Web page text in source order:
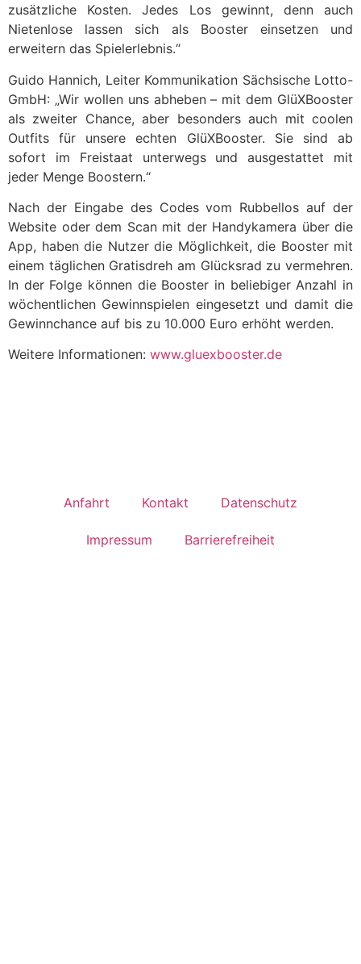
zusätzliche Kosten. Jedes Los gewinnt, denn auch
Nietenlose lassen sich als Booster einsetzen und
erweitern das Spielerlebnis.“
Guido Hannich, Leiter Kommunikation Sächsische Lotto-
GmbH: „Wir wollen uns abheben – mit dem GlüXBooster
als zweiter Chance, aber besonders auch mit coolen
Outfits für unsere echten GlüXBooster. Sie sind ab
sofort im Freistaat unterwegs und ausgestattet mit
jeder Menge Boostern.“
Nach der Eingabe des Codes vom Rubbellos auf der
Website oder dem Scan mit der Handykamera über die
App, haben die Nutzer die Möglichkeit, die Booster mit
einem täglichen Gratisdreh am Glücksrad zu vermehren.
In der Folge können die Booster in beliebiger Anzahl in
wöchentlichen Gewinnspielen eingesetzt und damit die
Gewinnchance auf bis zu 10.000 Euro erhöht werden.
Weitere Informationen: www.gluexbooster.de
Anfahrt Kontakt Datenschutz
Impressum Barrierefreiheit